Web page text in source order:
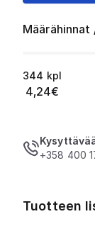
Määrähinnat
344 kpl
4,24€
+358 400
Tuotteen